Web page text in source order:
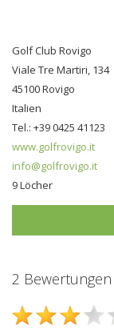
Golf Club Rovigo
Viale Tre Martiri, 134
45100 Rovigo
Italien
Tel.: +39 0425 41123
www.golfrovigo.it
info@golfrovigo.it
9 Löcher
2 Bewertungen